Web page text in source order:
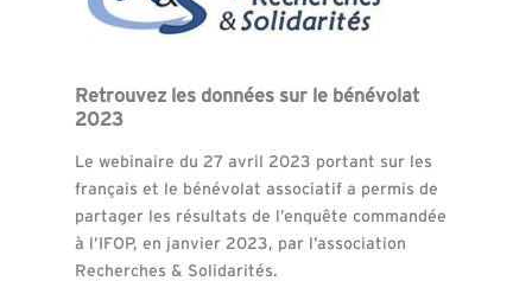
Retrouvez les données sur le bénévolat
2023
Le webinaire du 27 avril 2023 portant sur les
français et le bénévolat associatif a permis de
partager les résultats de l’enquête commandée
à l’IFOP, en janvier 2023, par l’association
Recherches & Solidarités.